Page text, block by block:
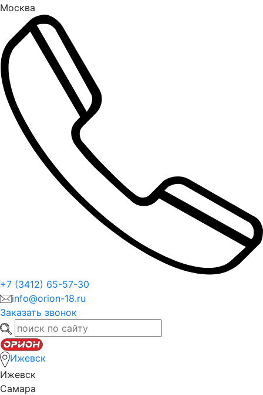
Москва
+7 (3412) 65-57-30
info@orion-18.ru
Заказать звонок
Ижевск
Ижевск
Самара